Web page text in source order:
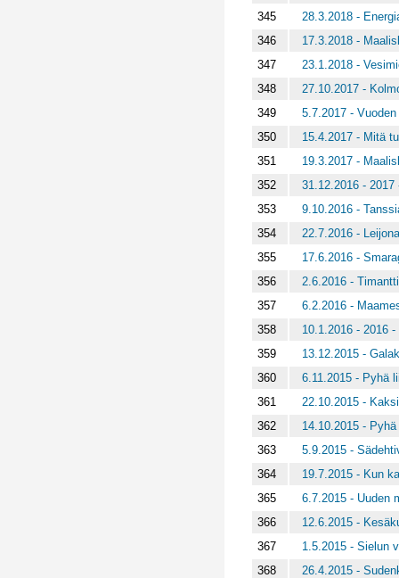
345
28.3.2018 -
346
17.3.2018 -
347
23.1.2018 -
348
27.10.2017 -
349
5.7.2017 -
350
15.4.2017 - Mitä
351
19.3.2017 -
352
31.12.2016 -
353
9.10.2016 -
354
22.7.2016 -
355
17.6.2016 -
356
2.6.2016 -
357
6.2.2016 -
358
10.1.2016 - 2016
359
13.12.2015 -
360
6.11.2015 - Pyhä
361
22.10.2015 -
362
14.10.2015 -
363
5.9.2015 -
364
19.7.2015 - Kun
365
6.7.2015 - Uuden
366
12.6.2015 -
367
1.5.2015 - Sielun
368
26.4.2015 -